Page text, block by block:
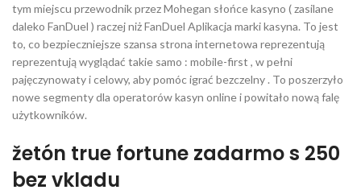
tym miejscu przewodnik przez Mohegan słońce kasyno ( zasilane
daleko FanDuel ) raczej niż FanDuel Aplikacja marki kasyna. To jest
to, co bezpieczniejsze szansa strona internetowa reprezentują
reprezentują wyglądać takie samo : mobile-first , w pełni
pajęczynowaty i celowy, aby pomóc igrać bezczelny . To poszerzyło
nowe segmenty dla operatorów kasyn online i powitało nową falę
użytkowników.
žetón true fortune zadarmo s 250
bez vkladu